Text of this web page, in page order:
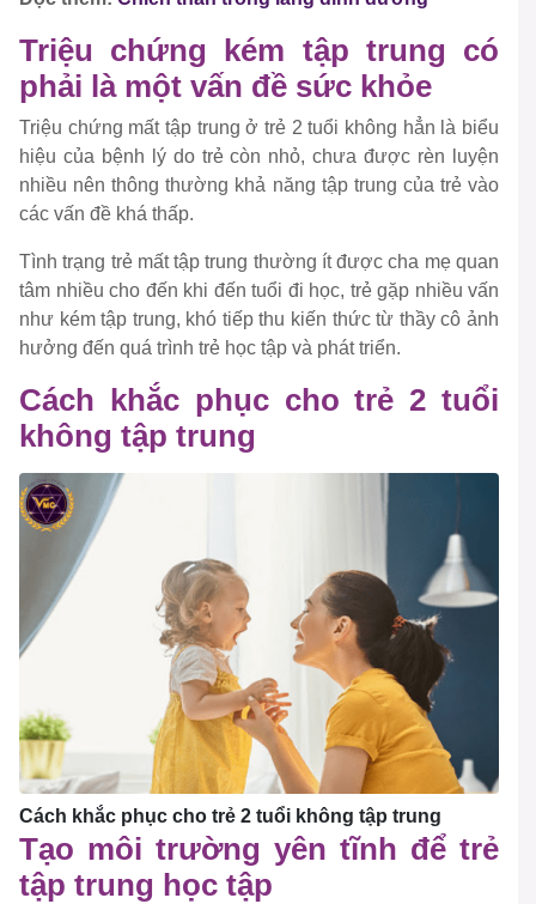
Triệu chứng kém tập trung có
phải là một vấn đề sức khỏe
Triệu chứng mất tập trung ở trẻ 2 tuổi không hẳn là biểu
hiệu của bệnh lý do trẻ còn nhỏ, chưa được rèn luyện
nhiều nên thông thường khả năng tập trung của trẻ vào
các vấn đề khá thấp.
Tình trạng trẻ mất tập trung thường ít được cha mẹ quan
tâm nhiều cho đến khi đến tuổi đi học, trẻ gặp nhiều vấn
như kém tập trung, khó tiếp thu kiến thức từ thầy cô ảnh
hưởng đến quá trình trẻ học tập và phát triển.
Cách khắc phục cho trẻ 2 tuổi
không tập trung
Cách khắc phục cho trẻ 2 tuổi không tập trung
Tạo môi trường yên tĩnh để trẻ
tập trung học tập